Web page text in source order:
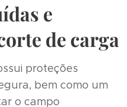
e
de carga
proteções
bem como um
o campo